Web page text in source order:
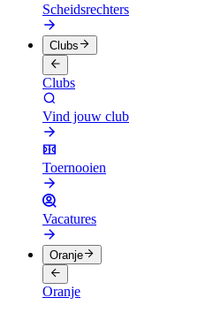
Scheidsrechters
Clubs
Clubs
Vind jouw club
Toernooien
Vacatures
Oranje
Oranje